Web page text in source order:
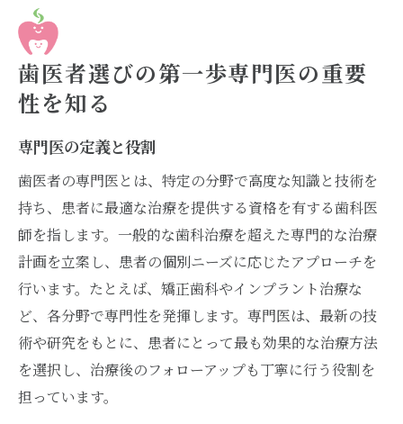
専門的な診療と一般診療の違い
症状に応じた最適な治療法の提供
患者のニーズに応える柔軟な対応
高度な設備と最新技術の活用
専門医の経歴と実績の確認
緊急時に頼れる歯医者専門医の選び方
緊急対応が可能な歯医者とは
24時間対応の重要性
緊急時の迅速な診断と治療
専門医がいるクリニックの選定基準
緊急対応時の患者対応力
歯医者選びの第一歩専門医の重要
性を知る
専門医の定義と役割
歯医者の専門医とは、特定の分野で高度な知識と技術を
持ち、患者に最適な治療を提供する資格を有する歯科医
師を指します。一般的な歯科治療を超えた専門的な治療
計画を立案し、患者の個別ニーズに応じたアプローチを
行います。たとえば、矯正歯科やインプラント治療な
ど、各分野で専門性を発揮します。専門医は、最新の技
術や研究をもとに、患者にとって最も効果的な治療方法
を選択し、治療後のフォローアップも丁寧に行う役割を
担っています。